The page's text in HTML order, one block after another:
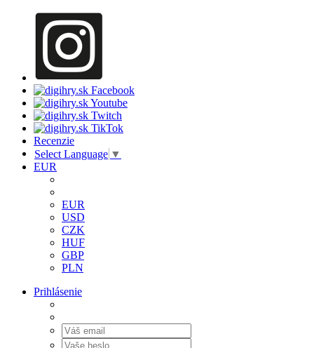
Recenzie
Select Language ▼
EUR
EUR
USD
CZK
HUF
GBP
PLN
Prihlásenie